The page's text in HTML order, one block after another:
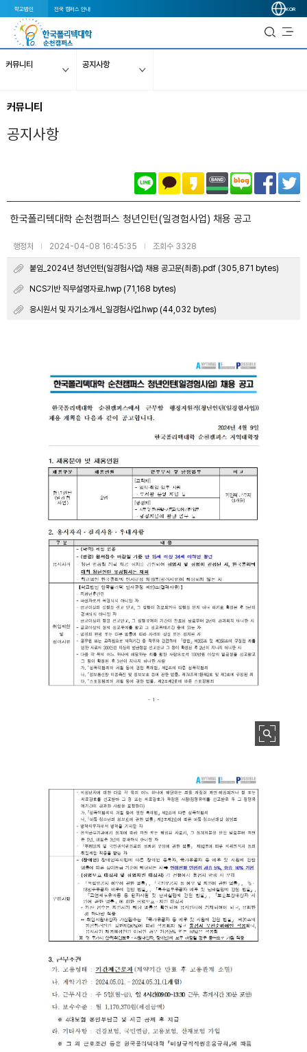
학교법인 전국 캠퍼스 안내 KOR
커뮤니티 공지사항
커뮤니티
공지사항
한국폴리텍대학 순천캠퍼스 청년인턴(일경험사업) 채용 공고
행정처 | 2024-04-08 16:45:35 | 조회수 3328
붙임_2024년 청년인턴(일경험사업) 채용 공고문(최종).pdf (305,871 bytes)
NCS기반 직무설명자료.hwp (71,168 bytes)
응시원서 및 자기소개서_일경험사업.hwp (44,032 bytes)